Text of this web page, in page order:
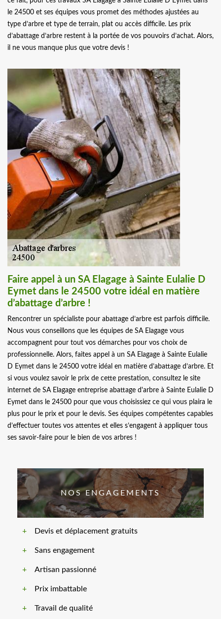
le 24500 et ses équipes vous promet des méthodes ajustées au
type d’arbre et type de terrain, plat ou accès difficile. Les prix
d’abattage d’arbre restent à la portée de vos pouvoirs d’achat. Alors,
il ne vous manque plus que votre devis !
Faire appel à un SA Elagage à Sainte Eulalie D
Eymet dans le 24500 votre idéal en matière
d’abattage d’arbre !
Rencontrer un spécialiste pour abattage d’arbre est parfois difficile.
Nous vous conseillons que les équipes de SA Elagage vous
accompagnent pour tout vos démarches pour vos choix de
professionnelle. Alors, faites appel à un SA Elagage à Sainte Eulalie
D Eymet dans le 24500 votre idéal en matière d’abattage d’arbre. Et
si vous voulez savoir le prix de cette prestation, consultez le site
internet de SA Elagage entreprise abattage d'arbre à Sainte Eulalie D
Eymet dans le 24500 pour que vous choisissiez ce qui vous plaira le
plus pour le prix et pour le devis. Ses équipes compétentes capables
d’effectuer toutes vos attentes et elles s’engagent à appliquer tous
ses savoir-faire pour le bien de vos arbres !
NOS ENGAGEMENTS
Devis et déplacement gratuits
Sans engagement
Artisan passionné
Prix imbattable
Travail de qualité